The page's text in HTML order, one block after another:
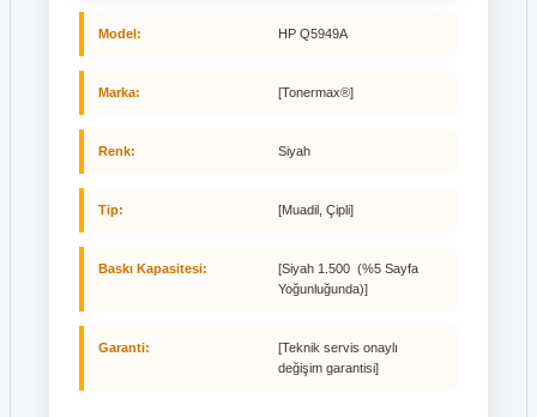
Model: HP Q5949A
Marka: [Tonermax®]
Renk: Siyah
Tip: [Muadil, Çipli]
Baskı Kapasitesi:
[Siyah 1.500 (%5 Sayfa
Yoğunluğunda)]
Garanti:
[Teknik servis onaylı
değişim garantisi]